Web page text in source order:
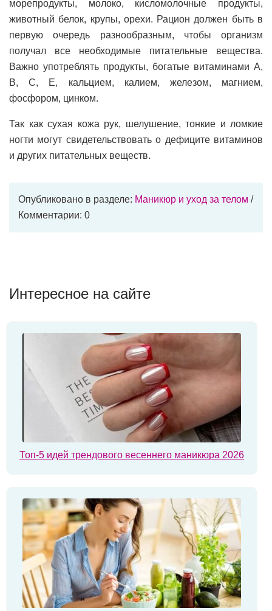
морепродукты, молоко, кисломолочные продукты,
животный белок, крупы, орехи. Рацион должен быть в
первую очередь разнообразным, чтобы организм
получал все необходимые питательные вещества.
Важно употреблять продукты, богатые витаминами А,
В, С, Е, кальцием, калием, железом, магнием,
фосфором, цинком.
Так как сухая кожа рук, шелушение, тонкие и ломкие
ногти могут свидетельствовать о дефиците витаминов
и других питательных веществ.
Опубликовано в разделе: Маникюр и уход за телом /
Комментарии: 0
Интересное на сайте
Топ-5 идей трендового весеннего маникюра 2026